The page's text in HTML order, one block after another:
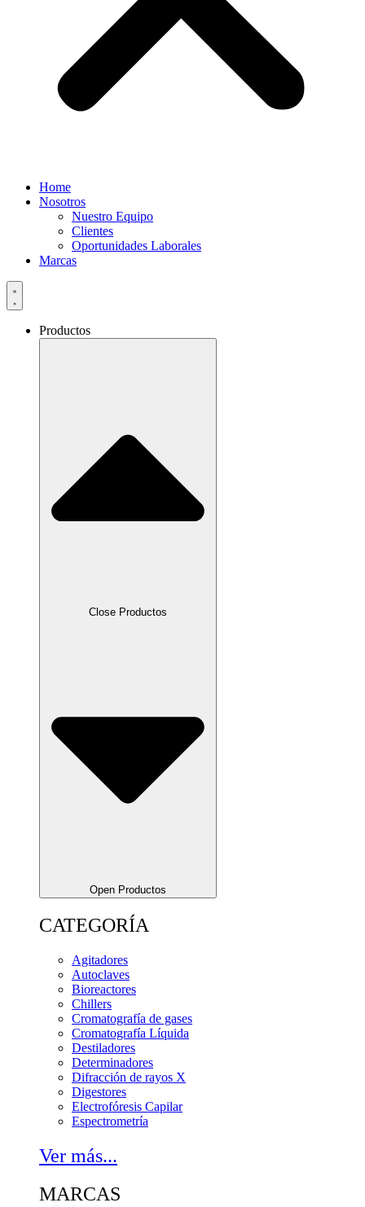
Home
Nosotros
Nuestro Equipo
Clientes
Oportunidades Laborales
Marcas
Productos
Close Productos
Open Productos
CATEGORÍA
Agitadores
Autoclaves
Bioreactores
Chillers
Cromatografía de gases
Cromatografía Líquida
Destiladores
Determinadores
Difracción de rayos X
Digestores
Electrofóresis Capilar
Espectrometría
Ver más...
MARCAS